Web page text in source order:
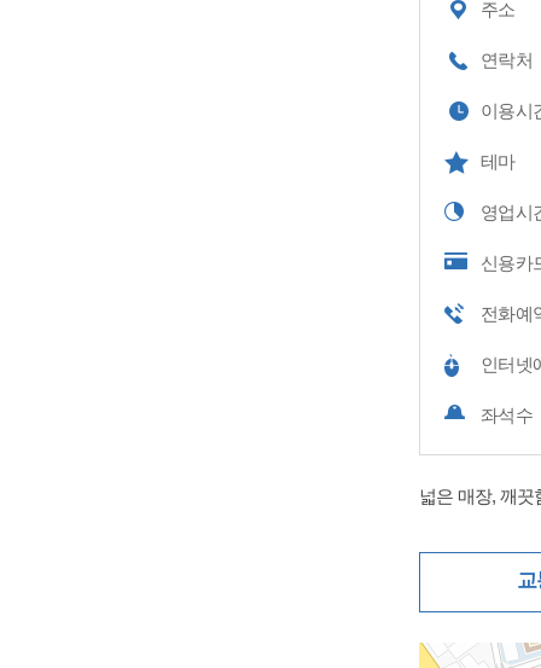
주소
연락처
이용시
테마
영업시
신용카
전화예
인터넷
좌석수
넓은 매장, 깨끗
교
지도삽입 (가로